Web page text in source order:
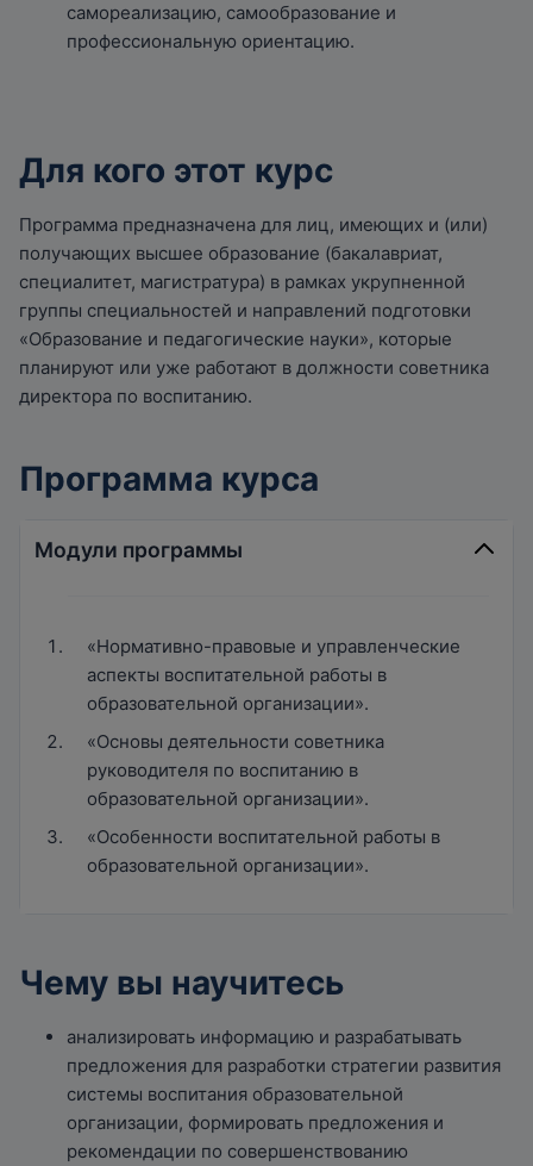
самореализацию, самообразование и
профессиональную ориентацию.
Для кого этот курс
Программа предназначена для лиц, имеющих и (или)
получающих высшее образование (бакалавриат,
специалитет, магистратура) в рамках укрупненной
группы специальностей и направлений подготовки
«Образование и педагогические науки», которые
планируют или уже работают в должности советника
директора по воспитанию.
Программа курса
Модули программы
«Нормативно-правовые и управленческие
аспекты воспитательной работы в
образовательной организации».
«Основы деятельности советника
руководителя по воспитанию в
образовательной организации».
«Особенности воспитательной работы в
образовательной организации».
Чему вы научитесь
анализировать информацию и разрабатывать
предложения для разработки стратегии развития
системы воспитания образовательной
организации, формировать предложения и
рекомендации по совершенствованию